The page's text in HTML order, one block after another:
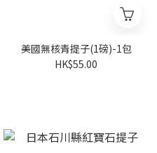
美國無核青提子(1磅)-1包
HK$55.00